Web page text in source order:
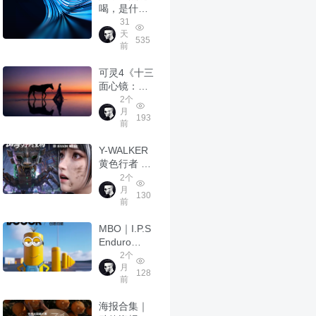
喝，是什么
味道？
31
天
前
535
可灵4《十三
面心镜：与
万物温柔相
见的自己》
2个
月
前
193
Y-WALKER
黄色行者 —
城市机能装
束
2个
月
前
130
MBO｜I.P.S
Enduro
Tech Bib
Shorts CG
骑行裤
2个
月
前
128
海报合集｜